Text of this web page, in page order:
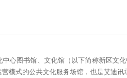
心图书馆、文化馆（以下简称新区文
模式的公共文化服务场馆，也是艾迪讯